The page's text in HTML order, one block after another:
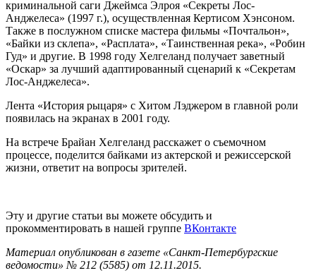
криминальной саги Джеймса Элроя «Секреты Лос-
Анджелеса» (1997 г.), осуществленная Кертисом Хэнсоном.
Также в послужном списке мастера фильмы «Почтальон»,
«Байки из склепа», «Расплата», «Таинственная река», «Робин
Гуд» и другие. В 1998 году Хелгеланд получает заветный
«Оскар» за лучший адаптированный сценарий к «Секретам
Лос-Анджелеса».
Лента «История рыцаря» с Хитом Лэджером в главной роли
появилась на экранах в 2001 году.
На встрече Брайан Хелгеланд расскажет о съемочном
процессе, поделится байками из актерской и режиссерской
жизни, ответит на вопросы зрителей.
Эту и другие статьи вы можете обсудить и
прокомментировать в нашей группе ВКонтакте
Материал опубликован в газете «Санкт-Петербургские
ведомости» № 212 (5585) от 12.11.2015.